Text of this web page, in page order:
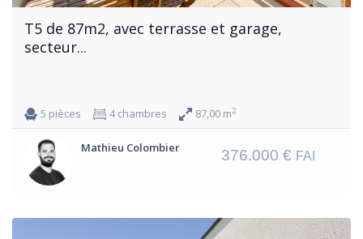
T5 de 87m2, avec terrasse et garage,
secteur...
5 pièces 4 chambres 87,00 m2
Mathieu Colombier 376.000 € FAI